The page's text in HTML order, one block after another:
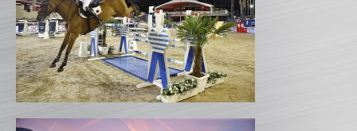
RÉALISATIONS SPÉCIALES
CRÉATION
RÉFÉRENCES
CATALOGUE PRODUITS
CHANDELIER